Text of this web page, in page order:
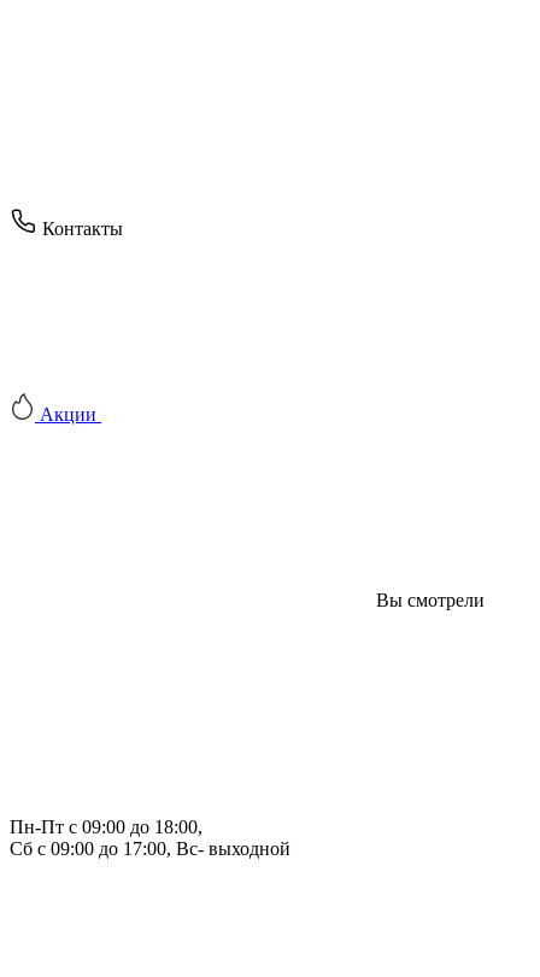
Контакты
Акции
Вы смотрели
Пн-Пт с 09:00 до 18:00,
Сб с 09:00 до 17:00, Вс- выходной